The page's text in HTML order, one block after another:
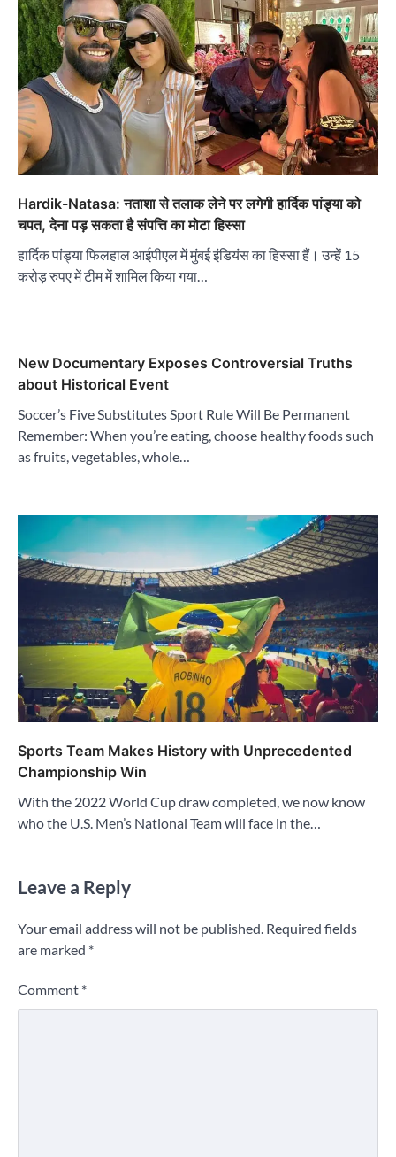
Hardik-Natasa: नताशा से तलाक लेने पर लगेगी हार्दिक पांड्या को
चपत, देना पड़ सकता है संपत्ति का मोटा हिस्सा
हार्दिक पांड्या फिलहाल आईपीएल में मुंबई इंडियंस का हिस्सा हैं। उन्हें 15
करोड़ रुपए में टीम में शामिल किया गया…
New Documentary Exposes Controversial Truths
about Historical Event
Soccer’s Five Substitutes Sport Rule Will Be Permanent
Remember: When you’re eating, choose healthy foods such
as fruits, vegetables, whole…
Sports Team Makes History with Unprecedented
Championship Win
With the 2022 World Cup draw completed, we now know
who the U.S. Men’s National Team will face in the…
Leave a Reply
Your email address will not be published. Required fields
are marked *
Comment *